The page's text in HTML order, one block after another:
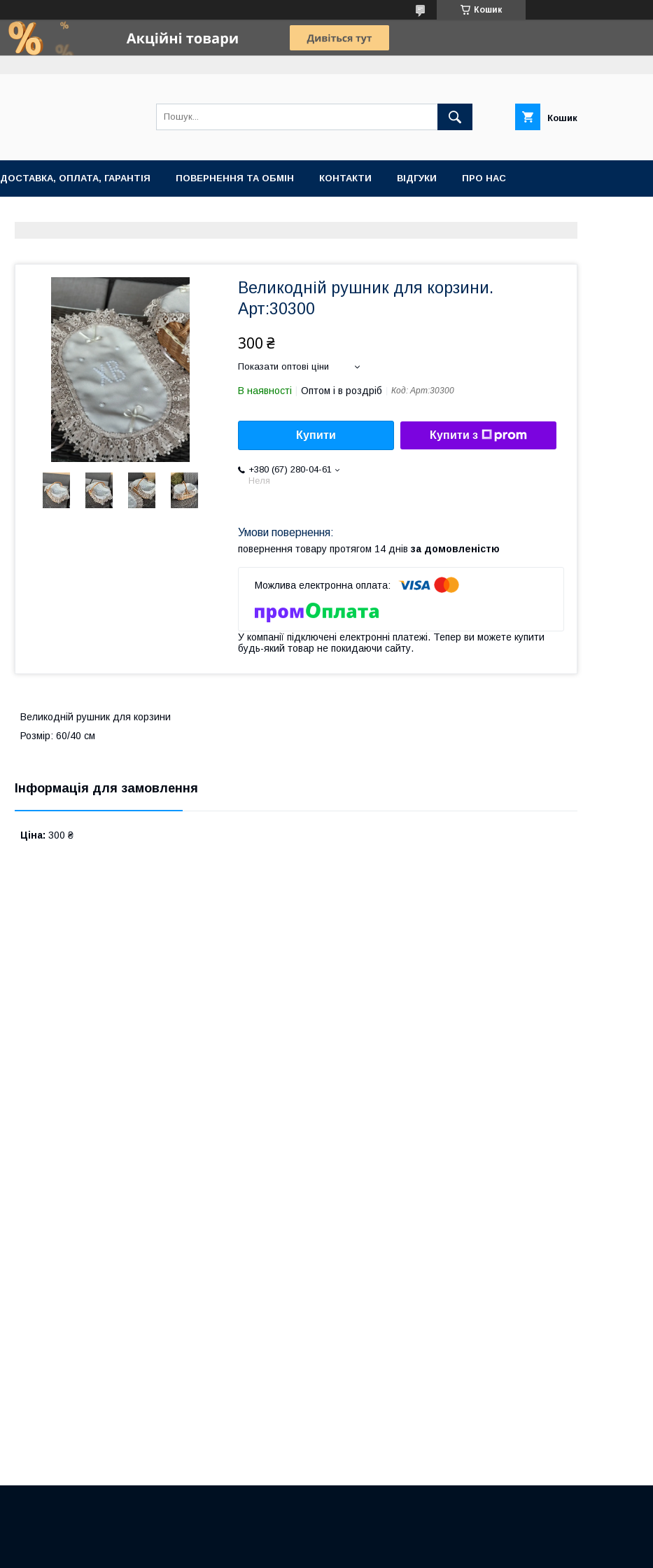
Кошик
Кошик
ДОСТАВКА, ОПЛАТА, ГАРАНТІЯ ПОВЕРНЕННЯ ТА ОБМІН КОНТАКТИ ВІДГУКИ ПРО НАС
Великодній рушник для корзини.
Арт:30300
300 ₴
Показати оптові ціни
В наявності Оптом і в роздріб Код:Арт:30300
Купити Купити з
+380 (67) 280-04-61
Неля
повернення товару протягом 14 днів за домовленістю
У компанії підключені електронні платежі. Тепер ви можете купити
будь-який товар не покидаючи сайту.
Великодній рушник для корзини
Розмір: 60/40 см
Інформація для замовлення
Ціна: 300 ₴